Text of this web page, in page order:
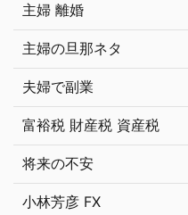
主婦 離婚
主婦の旦那ネタ
夫婦で副業
富裕税 財産税 資産税
将来の不安
小林芳彦 FX